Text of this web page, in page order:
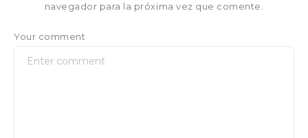
navegador para la próxima vez que comente.
Your comment